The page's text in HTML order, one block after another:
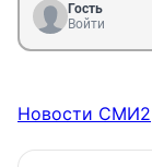
Гость
Войти
Новости СМИ2